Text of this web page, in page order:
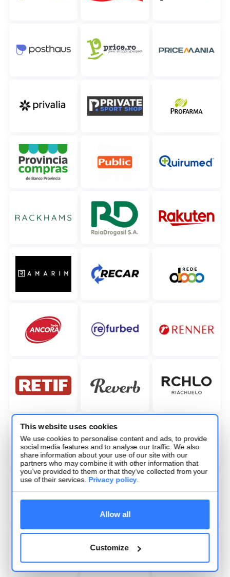
This website uses cookies
We use cookies to personalise content and ads, to provide
social media features and to analyse our traffic. We also
share information about your use of our site with our
partners who may combine it with other information that
you’ve provided to them or that they’ve collected from your
use of their services. Privacy policy.
Allow all
Customize